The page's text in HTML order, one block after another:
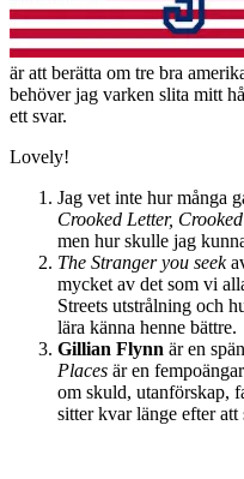
är att berätta om tre bra
behöver jag varken slita mitt
ett svar.
Lovely!
Jag vet inte hur många
Crooked Letter,
men hur skulle jag
The Stranger you seek
mycket av det som vi
Streets utstrålning och
lära känna henne bättre.
Gillian Flynn är en
Places är en
om skuld, utanförskap,
sitter kvar länge efter att